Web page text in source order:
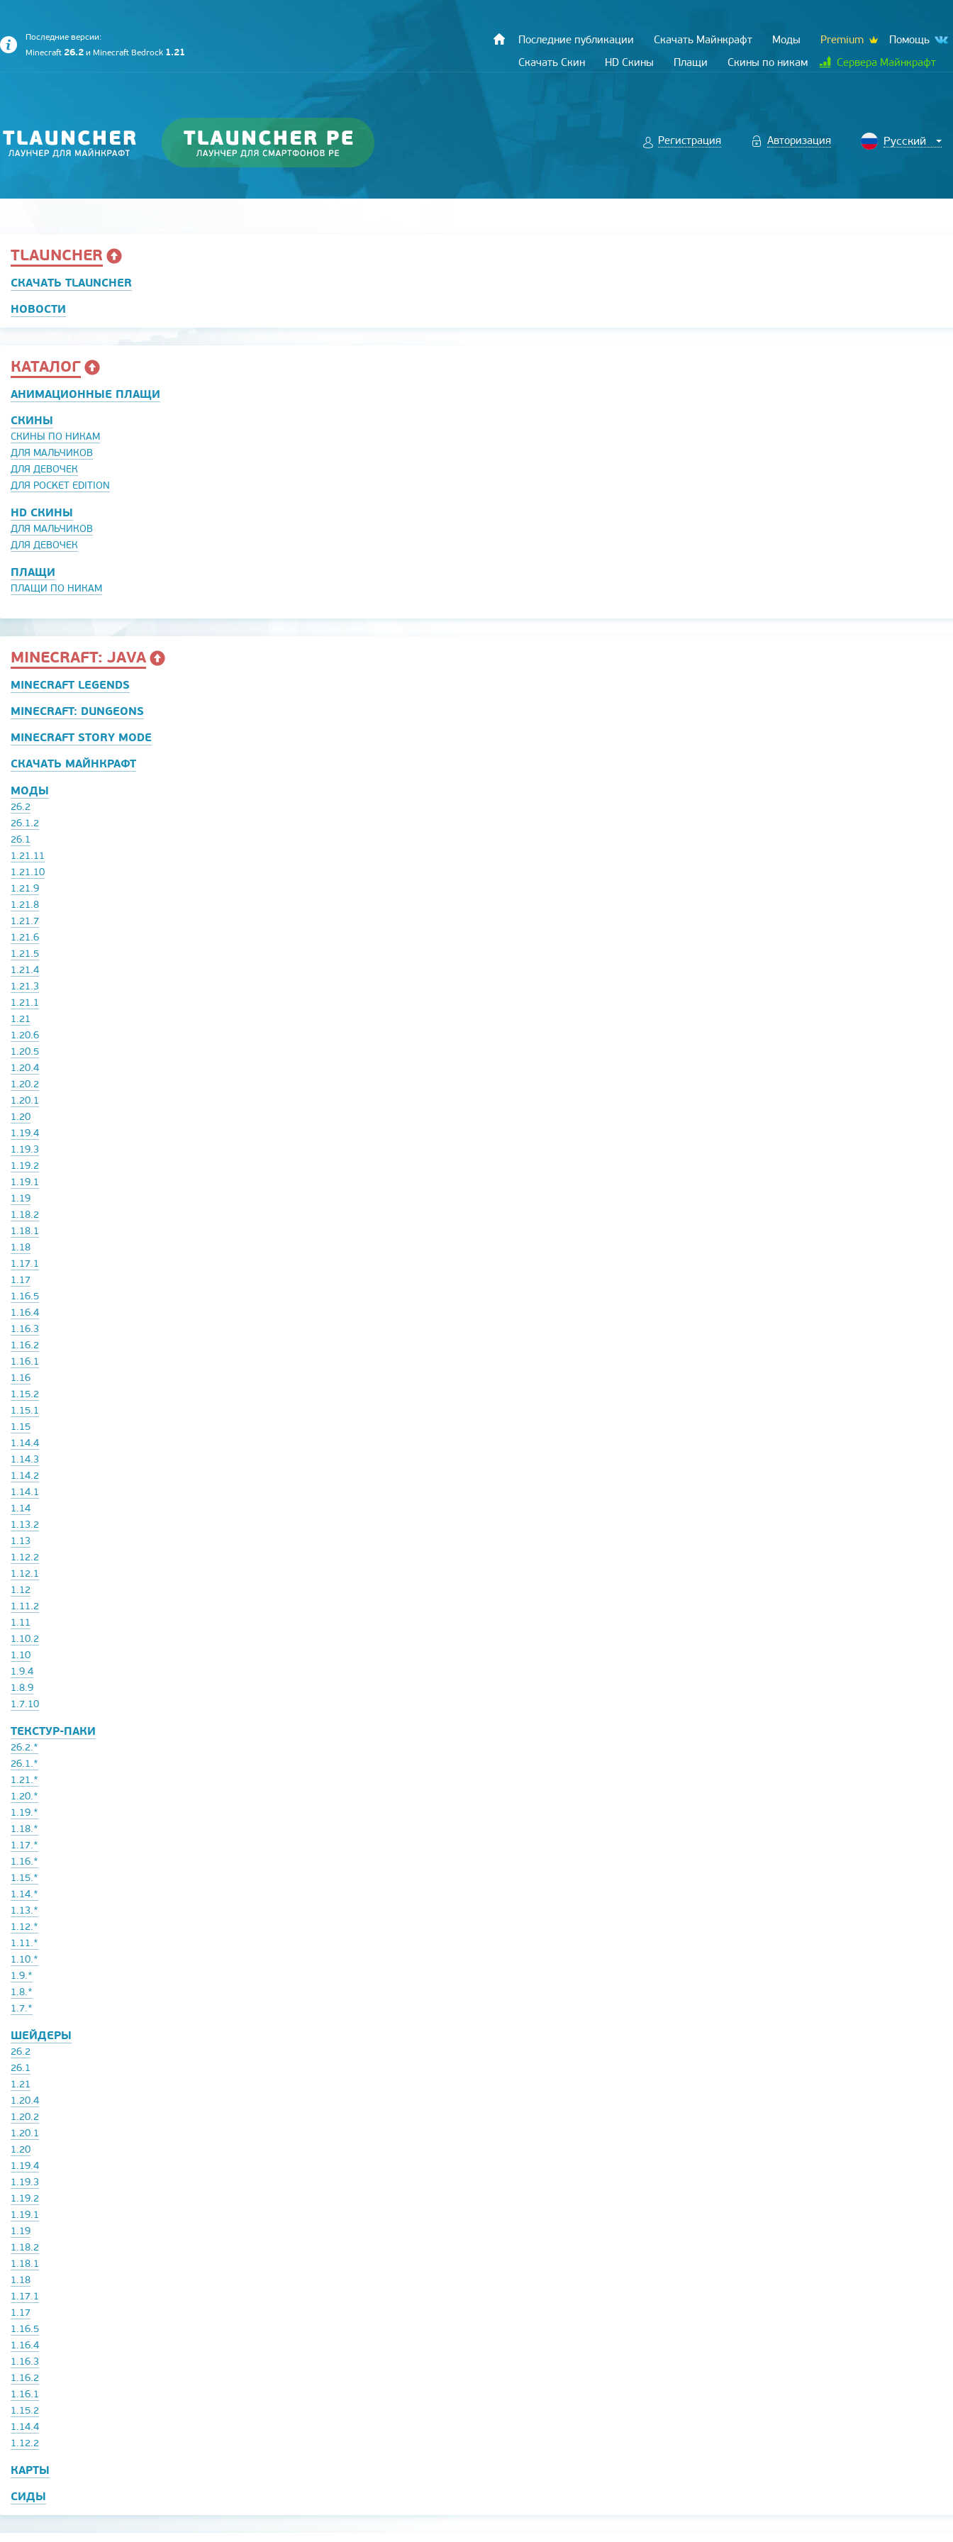
Последние версии:
Minecraft 26.2 и Minecraft Bedrock 1.21
Последние публикации Скачать Майнкрафт Моды Premium
Помощь
Скачать Скин
HD Скины Плащи Скины по никам Сервера Майнкрафт
Регистрация Авторизация
TLAUNCHER
СКАЧАТЬ TLAUNCHER
НОВОСТИ
КАТАЛОГ
АНИМАЦИОННЫЕ ПЛАЩИ
СКИНЫ
СКИНЫ ПО НИКАМ
ДЛЯ МАЛЬЧИКОВ
ДЛЯ ДЕВОЧЕК
ДЛЯ POCKET EDITION
HD СКИНЫ
ДЛЯ МАЛЬЧИКОВ
ДЛЯ ДЕВОЧЕК
ПЛАЩИ
ПЛАЩИ ПО НИКАМ
MINECRAFT: JAVA
MINECRAFT LEGENDS
MINECRAFT: DUNGEONS
MINECRAFT STORY MODE
СКАЧАТЬ МАЙНКРАФТ
МОДЫ
26.2
26.1.2
26.1
1.21.11
1.21.10
1.21.9
1.21.8
1.21.7
1.21.6
1.21.5
1.21.4
1.21.3
1.21.1
1.21
1.20.6
1.20.5
1.20.4
1.20.2
1.20.1
1.20
1.19.4
1.19.3
1.19.2
1.19.1
1.19
1.18.2
1.18.1
1.18
1.17.1
1.17
1.16.5
1.16.4
1.16.3
1.16.2
1.16.1
1.16
1.15.2
1.15.1
1.15
1.14.4
1.14.3
1.14.2
1.14.1
1.14
1.13.2
1.13
1.12.2
1.12.1
1.12
1.11.2
1.11
1.10.2
1.10
1.9.4
1.8.9
1.7.10
ТЕКСТУР-ПАКИ
26.2.*
26.1.*
1.21.*
1.20.*
1.19.*
1.18.*
1.17.*
1.16.*
1.15.*
1.14.*
1.13.*
1.12.*
1.11.*
1.10.*
1.9.*
1.8.*
1.7.*
ШЕЙДЕРЫ
26.2
26.1
1.21
1.20.4
1.20.2
1.20.1
1.20
1.19.4
1.19.3
1.19.2
1.19.1
1.19
1.18.2
1.18.1
1.18
1.17.1
1.17
1.16.5
1.16.4
1.16.3
1.16.2
1.16.1
1.15.2
1.14.4
1.12.2
КАРТЫ
СИДЫ